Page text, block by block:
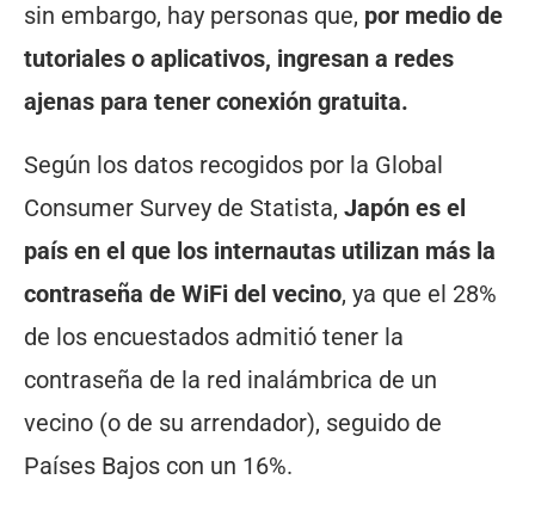
sin embargo, hay personas que, por medio de
tutoriales o aplicativos, ingresan a redes
ajenas para tener conexión gratuita.
Según los datos recogidos por la Global
Consumer Survey de Statista, Japón es el
país en el que los internautas utilizan más la
contraseña de WiFi del vecino, ya que el 28%
de los encuestados admitió tener la
contraseña de la red inalámbrica de un
vecino (o de su arrendador), seguido de
Países Bajos con un 16%.